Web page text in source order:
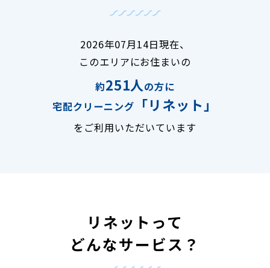
2026年07月14日現在、
このエリアにお住まいの
約251人の方に
宅配クリーニング
「リネット」
をご利用いただいています
リネットって
どんなサービス？